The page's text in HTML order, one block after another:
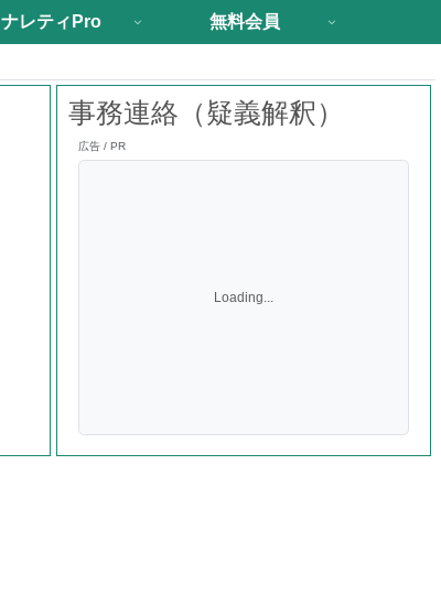
ナレティPro 無料会員
事務連絡（疑義解釈）
広告 / PR
Loading...